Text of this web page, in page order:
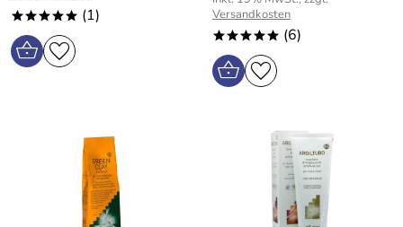
***** (1)
Versandkosten
***** (6)